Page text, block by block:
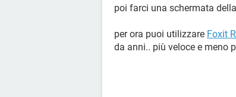
poi farci una schermata
per ora puoi utilizzare Foxit
da anni.. più veloce e meno